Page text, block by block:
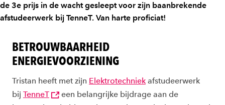
de 3e prijs in de wacht gesleept voor zijn baanbrekende
afstudeerwerk bij TenneT. Van harte proficiat!
BETROUWBAARHEID
ENERGIEVOORZIENING
Tristan heeft met zijn Elektrotechniek afstudeerwerk
bij TenneT
een belangrijke bijdrage aan de